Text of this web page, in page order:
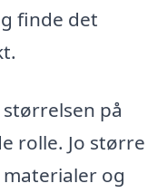
finde det
på
rolle. Jo større
og